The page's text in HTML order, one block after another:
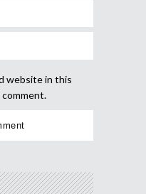
website in this